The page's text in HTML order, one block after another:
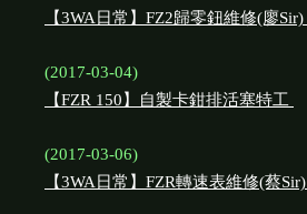
【3WA日常】FZ2歸零鈕維修(廖Sir)
(2017-03-04)
【FZR 150】自製卡鉗排活塞特工
(2017-03-06)
【3WA日常】FZR轉速表維修(蔡Sir)